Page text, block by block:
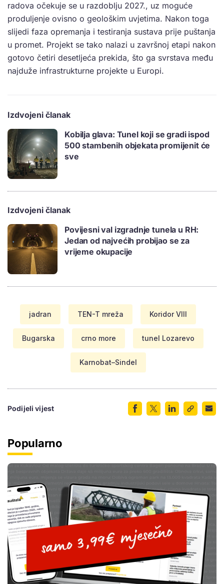
radova očekuje se u razdoblju 2027., uz moguće
produljenje ovisno o geološkim uvjetima. Nakon toga
slijedi faza opremanja i testiranja sustava prije puštanja
u promet. Projekt se tako nalazi u završnoj etapi nakon
gotovo četiri desetljeća prekida, što ga svrstava među
najduže infrastrukturne projekte u Europi.
Izdvojeni članak
Kobilja glava: Tunel koji se gradi ispod
500 stambenih objekata promijenit će
sve
Izdvojeni članak
Povijesni val izgradnje tunela u RH:
Jedan od najvećih probijao se za
vrijeme okupacije
jadran TEN-T mreža Koridor VIII
Bugarska crno more tunel Lozarevo
Karnobat–Sindel
Podijeli vijest
Popularno